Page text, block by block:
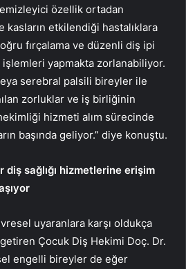
özellik ortadan
kasların etkilendiği hastalıklara
fırçalama ve düzenli diş ipi
işlemleri yapmakta zorlanabiliyor.
serebral palsili bireyler ile
zorluklar ve iş birliğinin
hizmeti alım sürecinde
başında geliyor.” diye konuştu.
sağlığı hizmetlerine erişim
uyaranlara karşı oldukça
Çocuk Diş Hekimi Doç. Dr.
engelli bireyler de eğer